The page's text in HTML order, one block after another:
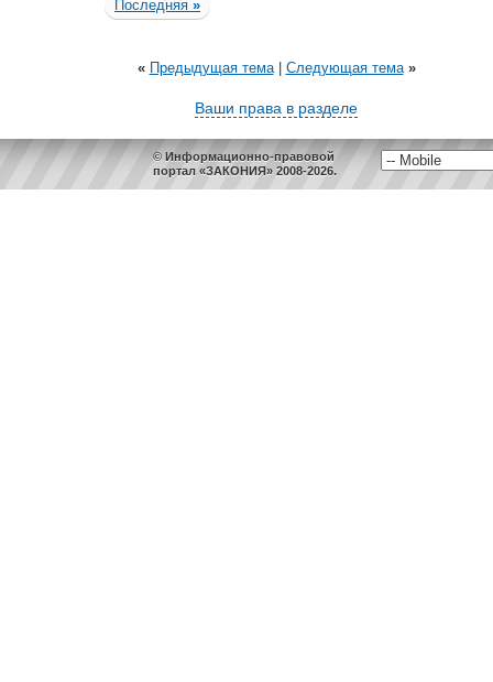
Последняя »
« Предыдущая тема| Следующая тема »
Ваши права в разделе
© Информационно-правовой
портал «ЗАКОНИЯ» 2008-2026.